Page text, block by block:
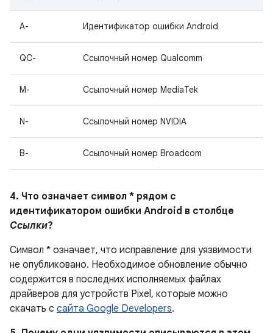
A- Идентификатор ошибки Android
QC- Ссылочный номер Qualcomm
M- Ссылочный номер MediaTek
N- Ссылочный номер NVIDIA
B- Ссылочный номер Broadcom
4. Что означает символ * рядом с
идентификатором ошибки Android в столбце
Ссылки?
Символ * означает, что исправление для уязвимости
не опубликовано. Необходимое обновление обычно
содержится в последних исполняемых файлах
драйверов для устройств Pixel, которые можно
скачать с сайта Google Developers.